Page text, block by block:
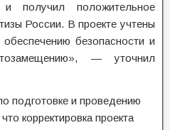
и получил положительное
России. В проекте учтены
безопасности и
— уточнил
подготовке и проведению
корректировка проекта